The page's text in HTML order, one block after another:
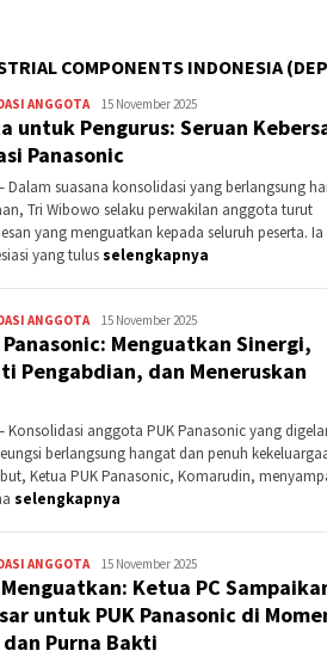
COMPONENTS INDONESIA
ANGGOTAKontributor
Bogor
15 November 2025
untuk Pengurus: Seruan
Panasonic
Dalam suasana konsolidasi yang berlangsung
Tri Wibowo selaku perwakilan anggota turut
yang menguatkan kepada seluruh peserta. Ia
yang tulusselengkapnya
ANGGOTAKontributor
Bogor
15 November 2025
Menguatkan Sinergi,
Pengabdian, dan Meneruskan
Konsolidasi anggota PUK Panasonic yang
berlangsung hangat dan penuh
Ketua PUK Panasonic, Komarudin,
selengkapnya
ANGGOTAKontributor
Bogor
15 November 2025
Ketua PC
untuk PUK Panasonic di
Purna Bakti